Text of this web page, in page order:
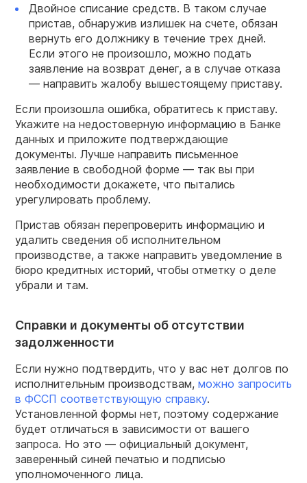
Двойное списание средств. В таком случае
пристав, обнаружив излишек на счете, обязан
вернуть его должнику в течение трех дней.
Если этого не произошло, можно подать
заявление на возврат денег, а в случае отказа
— направить жалобу вышестоящему приставу.
Если произошла ошибка, обратитесь к приставу.
Укажите на недостоверную информацию в Банке
данных и приложите подтверждающие
документы. Лучше направить письменное
заявление в свободной форме — так вы при
необходимости докажете, что пытались
урегулировать проблему.
Пристав обязан перепроверить информацию и
удалить сведения об исполнительном
производстве, а также направить уведомление в
бюро кредитных историй, чтобы отметку о деле
убрали и там.
Справки и документы об отсутствии
задолженности
Если нужно подтвердить, что у вас нет долгов по
исполнительным производствам, можно запросить
в ФССП соответствующую справку.
Установленной формы нет, поэтому содержание
будет отличаться в зависимости от вашего
запроса. Но это — официальный документ,
заверенный синей печатью и подписью
уполномоченного лица.